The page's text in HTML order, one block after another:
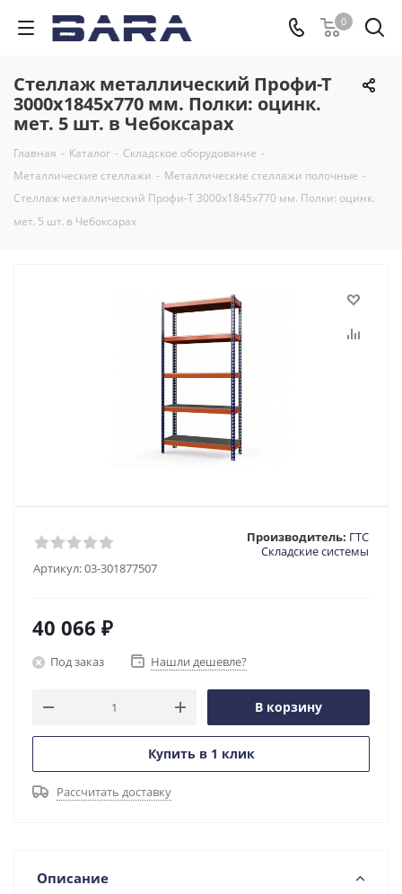
0
Стеллаж металлический Профи-Т
3000x1845x770 мм. Полки: оцинк.
мет. 5 шт. в Чебоксарах
Главная - Каталог - Складское оборудование -
Металлические стеллажи - Металлические стеллажи полочные -
Стеллаж металлический Профи-Т 3000x1845x770 мм. Полки: оцинк.
мет. 5 шт. в Чебоксарах
Артикул:03-301877507
Производитель: ГТС
Складские системы
40 066 ₽
Под заказ Нашли дешевле?
В корзину
Купить в 1 клик
Рассчитать доставку
Описание